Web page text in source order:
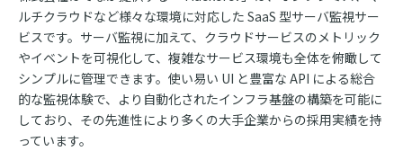
ルチクラウドなど様々な環境に対応した SaaS 型サーバ監視サー
ビスです。サーバ監視に加えて、クラウドサービスのメトリック
やイベントを可視化して、複雑なサービス環境も全体を俯瞰して
シンプルに管理できます。使い易い UI と豊富な API による総合
的な監視体験で、より自動化されたインフラ基盤の構築を可能に
しており、その先進性により多くの大手企業からの採用実績を持
っています。